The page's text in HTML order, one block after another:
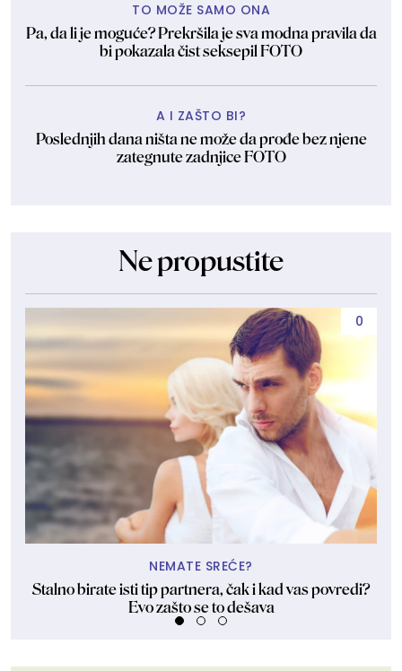
TO MOŽE SAMO ONA
Pa, da li je moguće? Prekršila je sva modna pravila da
bi pokazala čist seksepil FOTO
A I ZAŠTO BI?
Poslednjih dana ništa ne može da prođe bez njene
zategnute zadnjice FOTO
Ne propustite
0
NEMATE SREĆE?
Stalno birate isti tip partnera, čak i kad vas povredi?
Evo zašto se to dešava